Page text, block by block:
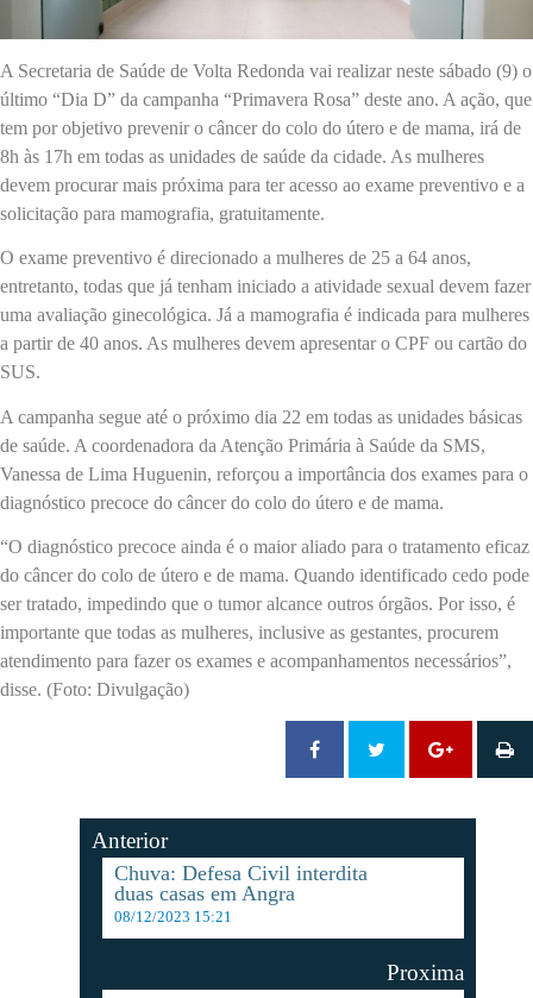
A Secretaria de Saúde de Volta Redonda vai realizar neste sábado (9) o
último “Dia D” da campanha “Primavera Rosa” deste ano. A ação, que
tem por objetivo prevenir o câncer do colo do útero e de mama, irá de
8h às 17h em todas as unidades de saúde da cidade. As mulheres
devem procurar mais próxima para ter acesso ao exame preventivo e a
solicitação para mamografia, gratuitamente.
O exame preventivo é direcionado a mulheres de 25 a 64 anos,
entretanto, todas que já tenham iniciado a atividade sexual devem fazer
uma avaliação ginecológica. Já a mamografia é indicada para mulheres
a partir de 40 anos. As mulheres devem apresentar o CPF ou cartão do
SUS.
A campanha segue até o próximo dia 22 em todas as unidades básicas
de saúde. A coordenadora da Atenção Primária à Saúde da SMS,
Vanessa de Lima Huguenin, reforçou a importância dos exames para o
diagnóstico precoce do câncer do colo do útero e de mama.
“O diagnóstico precoce ainda é o maior aliado para o tratamento eficaz
do câncer do colo de útero e de mama. Quando identificado cedo pode
ser tratado, impedindo que o tumor alcance outros órgãos. Por isso, é
importante que todas as mulheres, inclusive as gestantes, procurem
atendimento para fazer os exames e acompanhamentos necessários”,
disse. (Foto: Divulgação)
Anterior
Chuva: Defesa Civil interdita
duas casas em Angra
08/12/2023 15:21
Proxima